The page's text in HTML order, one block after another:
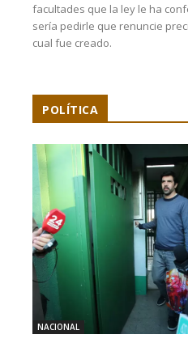
facultades que la ley le ha
sería pedirle que renuncie
cual fue creado.
POLÍTICA
NACIONAL